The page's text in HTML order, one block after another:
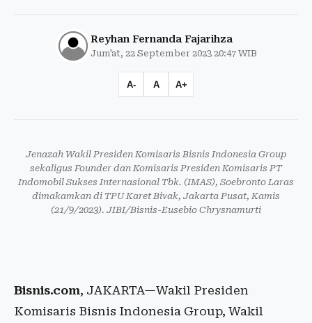
Reyhan Fernanda Fajarihza
Jum'at, 22 September 2023 20:47 WIB
A- A A+
Jenazah Wakil Presiden Komisaris Bisnis Indonesia Group
sekaligus Founder dan Komisaris Presiden Komisaris PT
Indomobil Sukses Internasional Tbk. (IMAS), Soebronto Laras
dimakamkan di TPU Karet Bivak, Jakarta Pusat, Kamis
(21/9/2023). JIBI/Bisnis-Eusebio Chrysnamurti
Bisnis.com, JAKARTA—Wakil Presiden
Komisaris Bisnis Indonesia Group, Wakil